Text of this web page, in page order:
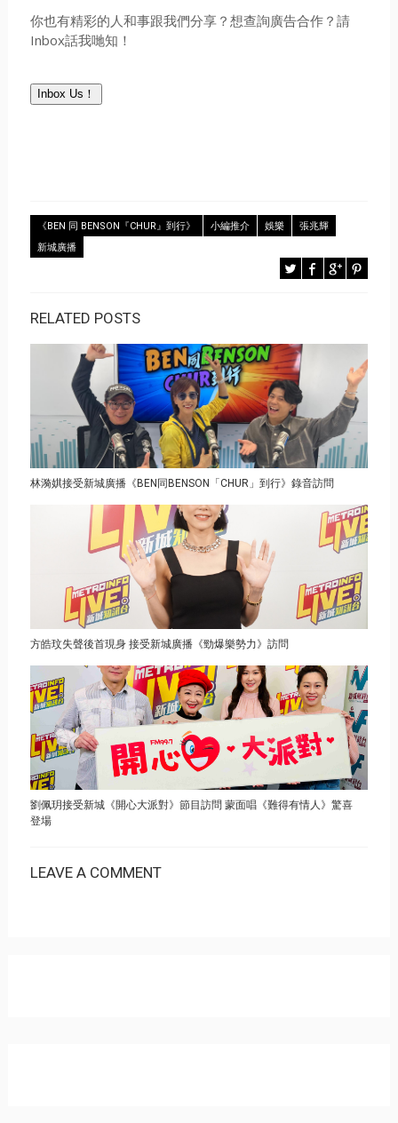
你也有精彩的人和事跟我們分享？想查詢廣告合作？請
Inbox話我哋知！
Inbox Us！
《BEN 同 BENSON『CHUR』到行》 小編推介 娛樂
張兆輝
新城廣播
RELATED POSTS
林漪娸接受新城廣播《BEN同BENSON「CHUR」到行》錄音訪問
方皓玟失聲後首現身 接受新城廣播《勁爆樂勢力》訪問
劉佩玥接受新城《開心大派對》節目訪問 蒙面唱《難得有情人》驚喜
登場
LEAVE A COMMENT